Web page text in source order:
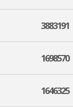
3883191
1698570
1646325